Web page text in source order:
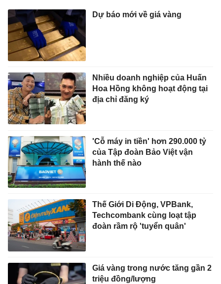
Dự báo mới về giá vàng
Nhiều doanh nghiệp của Huấn
Hoa Hồng không hoạt động tại
địa chỉ đăng ký
'Cỗ máy in tiền' hơn 290.000 tỷ
của Tập đoàn Bảo Việt vận
hành thế nào
Thế Giới Di Động, VPBank,
Techcombank cùng loạt tập
đoàn rầm rộ 'tuyển quân'
Giá vàng trong nước tăng gần 2
triệu đồng/lượng